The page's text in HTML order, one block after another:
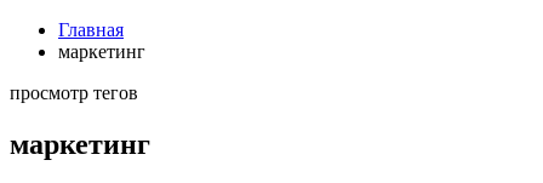
Главная
маркетинг
просмотр тегов
маркетинг